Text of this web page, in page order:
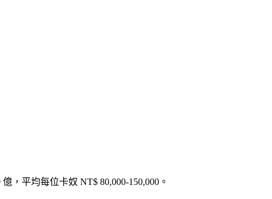
，平均每位卡奴 NT$ 80,000-150,000。